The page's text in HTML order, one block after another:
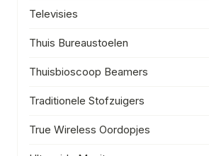
Televisies
Thuis Bureaustoelen
Thuisbioscoop Beamers
Traditionele Stofzuigers
True Wireless Oordopjes